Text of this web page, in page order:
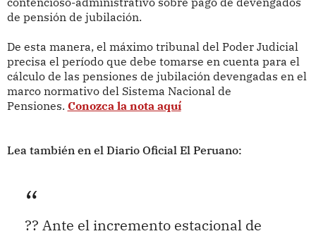
de pensión de jubilación.
De esta manera, el máximo tribunal del Poder Judicial
precisa el período que debe tomarse en cuenta para el
cálculo de las pensiones de jubilación devengadas en el
marco normativo del Sistema Nacional de
Pensiones. Conozca la nota aquí
Lea también en el Diario Oficial El Peruano:
?? Ante el incremento estacional de